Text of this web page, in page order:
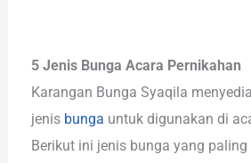
5 Jenis Bunga Acara Pernikahan
Karangan Bunga Syaqila
jenis bunga untuk digunakan di
Berikut ini jenis bunga yang